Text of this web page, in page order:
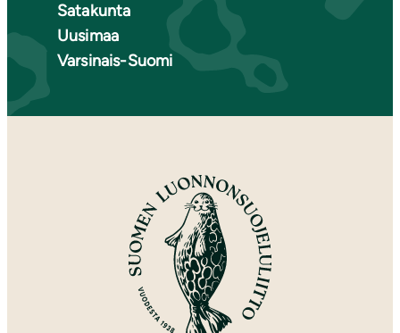
Satakunta
Uusimaa
Varsinais-Suomi